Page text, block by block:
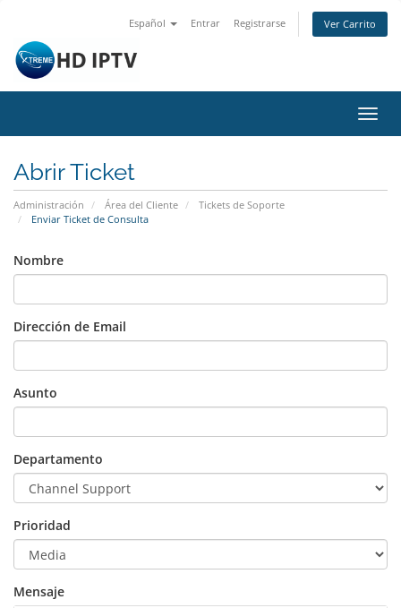
Español Entrar Registrarse Ver Carrito
Abrir Ticket
Administración Área del Cliente
Tickets de Soporte
Enviar Ticket de Consulta
Nombre
Dirección de Email
Asunto
Departamento
Prioridad
Mensaje